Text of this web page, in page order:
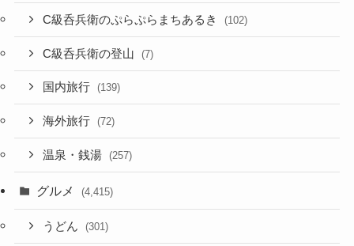
C級呑兵衛のぷらぷらまちあるき (102)
C級呑兵衛の登山 (7)
国内旅行 (139)
海外旅行 (72)
温泉・銭湯 (257)
グルメ (4,415)
うどん (301)